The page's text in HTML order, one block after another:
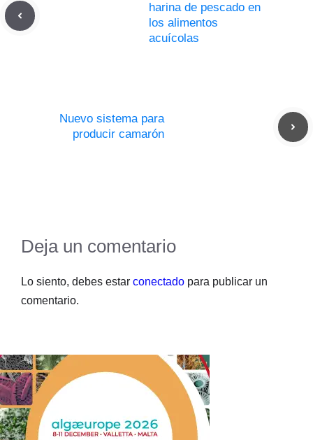
harina de pescado en
los alimentos
acuícolas
Nuevo sistema para
producir camarón
Deja un comentario
Lo siento, debes estar conectado para publicar un
comentario.